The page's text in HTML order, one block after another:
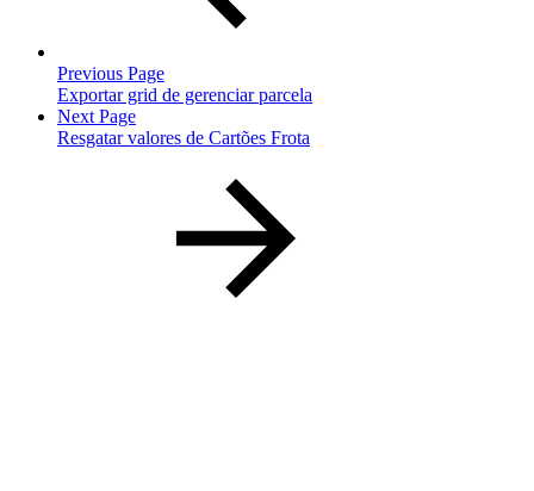
Previous Page
Exportar grid de gerenciar parcela
Next Page
Resgatar valores de Cartões Frota